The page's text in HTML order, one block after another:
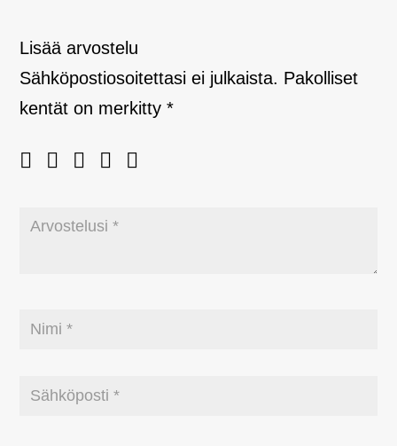
Lisää arvostelu
Sähköpostiosoitettasi ei julkaista. Pakolliset
kentät on merkitty*